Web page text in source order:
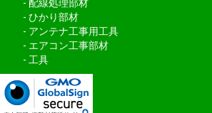
配線処理部材
ひかり部材
アンテナ工事用工具
エアコン工事部材
工具